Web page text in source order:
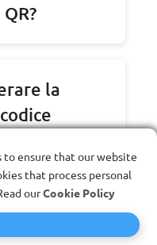
la
to ensure that our website
that process personal
ourCookie Policy